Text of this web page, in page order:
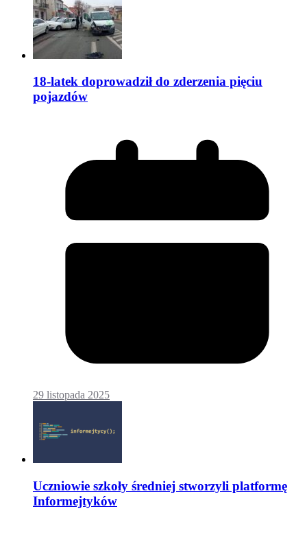
18-latek doprowadził do zderzenia pięciu
pojazdów
29 listopada 2025
Uczniowie szkoły średniej stworzyli platformę
Informejtyków